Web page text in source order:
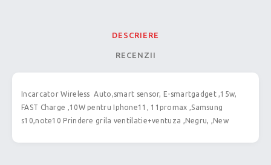
DESCRIERE
RECENZII
Incarcator Wireless Auto,smart sensor, E-smartgadget ,15w,
FAST Charge ,10W pentru Iphone11, 11promax ,Samsung
s10,note10 Prindere grila ventilatie+ventuza ,Negru, ,New